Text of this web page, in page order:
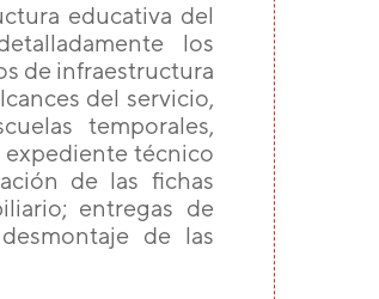
educativa del
los
de infraestructura
del servicio,
temporales,
técnico
de las fichas
entregas de
de las